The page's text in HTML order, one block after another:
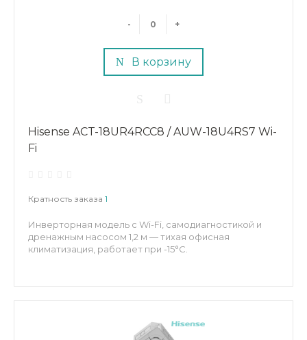
- +
В корзину
Hisense ACT-18UR4RCC8 / AUW-18U4RS7 Wi-
Fi
Кратность заказа 1
Инверторная модель с Wi-Fi, самодиагностикой и
дренажным насосом 1,2 м — тихая офисная
климатизация, работает при -15°С.